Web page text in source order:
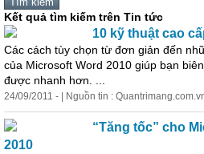
Kết quả tìm kiếm trên Tin tức
10 kỹ thuật cao
Các cách tùy chọn từ đơn giản đến
của Microsoft Word 2010 giúp bạn
được nhanh hơn. ...
24/09/2011 - | Nguồn tin :
“Tăng tốc” cho
2010